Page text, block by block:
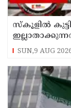
സ്‌കൂളില്‍
ഷെഡ്യൂള്‍
SUN,9 AUG